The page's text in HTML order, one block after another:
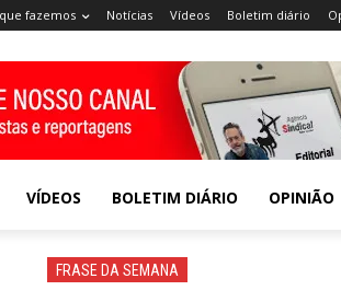
fazemos Notícias Vídeos Boletim diário
VÍDEOS BOLETIM DIÁRIO OPINIÃO
FRASE DA SEMANA